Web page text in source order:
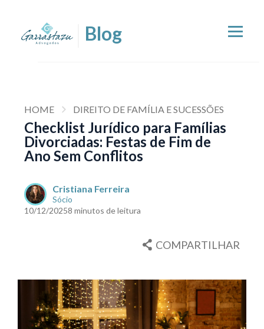
HOME DIREITO DE FAMÍLIA E SUCESSÕES
Checklist Jurídico para Famílias
Divorciadas: Festas de Fim de
Ano Sem Conflitos
Cristiana Ferreira
Sócio
10/12/20258 minutos de leitura
COMPARTILHAR